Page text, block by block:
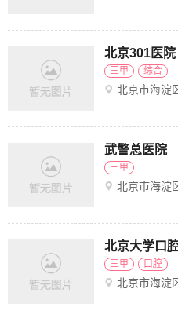
北京301医院
三甲 综合
北京市海淀
武警总医院
三甲
北京市海淀
北京大学口
三甲 口腔
北京市海淀